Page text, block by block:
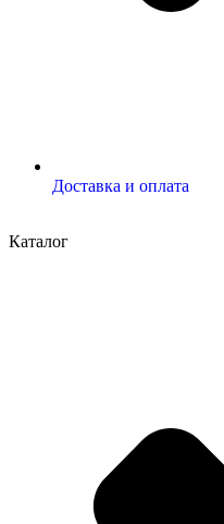
Доставка и оплата
Каталог